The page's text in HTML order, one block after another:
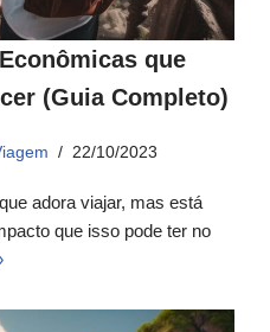
que
(Guia Completo)
22/10/2023
adora viajar, mas está
que isso pode ter no